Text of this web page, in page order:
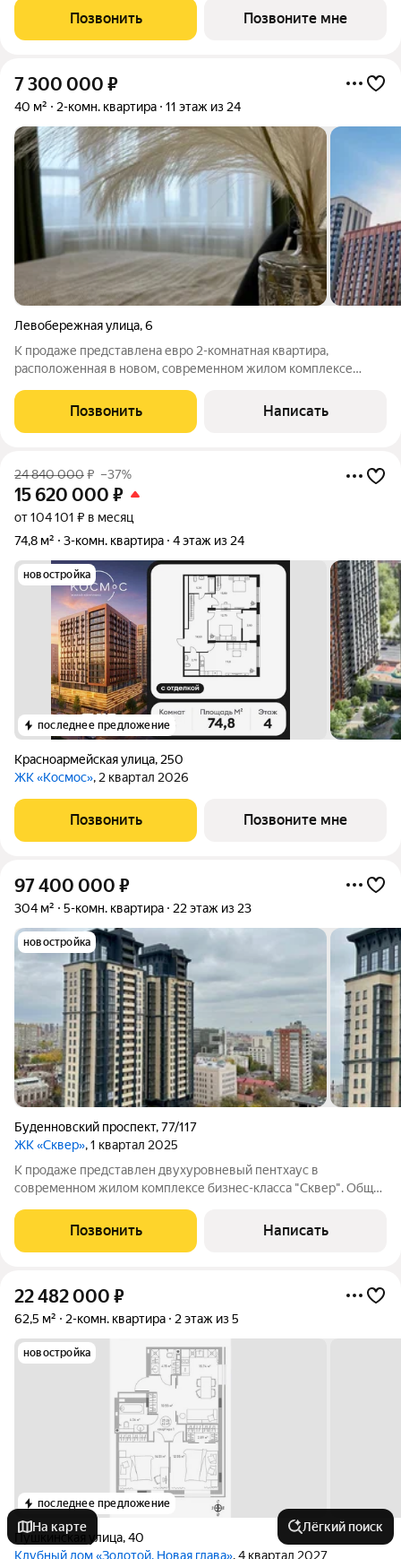
забивает гол, и с удовольствием спешить после работы на
тренировку по
Позвонить Позвоните мне
7 300 000 ₽
40 м² 2-комн. квартира 11 этаж из 24
Левобережная улица,6
К продаже представлена евро 2-комнатная квартира,
расположенная в новом, современном жилом комплексе
квартире выполнен дизайнерский ремонт, установлена
встроенная брендовая техника на кухне,
Позвонить Написать
24 840 000₽ –37%
15 620 000 ₽
от 104 101 ₽ в месяц
74,8 м²
3-комн. квартира 4 этаж из 24
новостройка
последнее предложение
Красноармейская улица, 250
ЖК «Космос», 2 квартал 2026
Позвонить Позвоните мне
97 400 000 ₽
304 м² 5-комн. квартира 22 этаж из 23
новостройка
Буденновский проспект,77/117
ЖК «Сквер», 1 квартал 2025
К продаже представлен двухуровневый пентхаус в
современном жилом комплексе бизнес-класса "Сквер". Общая
первого уровня включает холл, гардеробную, гостевой
санузел, тренажерную зону, кухню,
Позвонить Написать
22 482 000 ₽
62,5 м² 2-комн. квартира 2 этаж из 5
новостройка
последнее предложение
Пушкинская улица,40
Клубный дом «Золотой. Новая глава», 4 квартал 2027
На карте Лёгкий поиск